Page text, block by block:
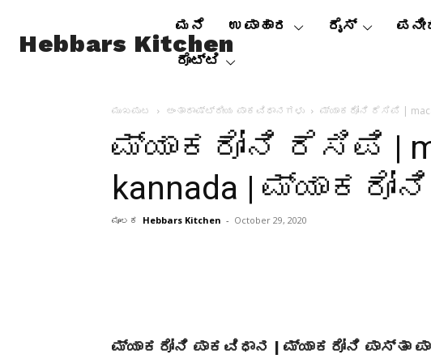
Hebbars Kitchen
ಮನೆ ಉಪಾಹಾರ ರೈಸ್
ರೊಟ್ಟಿ
ಮುಖಪುಟ ಅಂತಾರಾಷ್ಟ್ರೀಯ ಪಾಕವಿಧಾನಗಳು ಮ್ಯಾಕರೋನಿ ರೆಸಿಪಿ |
ಮ್ಯಾಕರೋನಿ ರೆಸಿಪಿ |
kannada |
ಮೂಲಕ Hebbars Kitchen - October 29, 2020
ಮ್ಯಾಕರೋನಿ ಪಾಕವಿಧಾನ | ಮ್ಯಾಕರೋನಿ ಪಾಸ್ತಾ